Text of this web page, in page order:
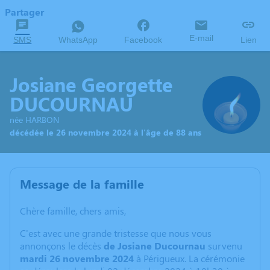
Partager
SMS WhatsApp Facebook E-mail Lien
Josiane Georgette
DUCOURNAU
née HARBON
décédée le 26 novembre 2024 à l'âge de 88 ans
Message de la famille
Chère famille, chers amis,
C'est avec une grande tristesse que nous vous
annonçons le décès de Josiane Ducournau survenu
mardi 26 novembre 2024 à Périgueux. La cérémonie